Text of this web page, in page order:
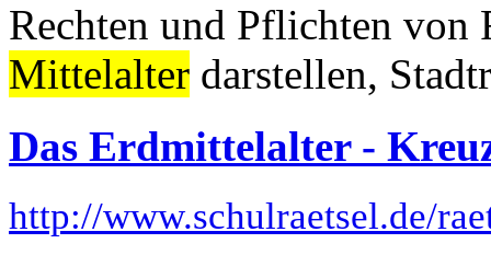
Rechten und Pflichten von
Mittelalter darstellen,
Das Erdmittelalter -
http://www.schulraetsel.de/